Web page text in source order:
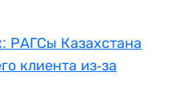
РАГСы Казахстана
клиента из-за